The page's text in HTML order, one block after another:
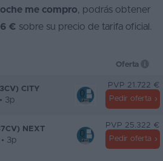
me compro, podrás obtener
€ sobre su precio de tarifa oficial.
Oferta
CITY
3p
PVP 21.722 €
Pedir oferta
NEXT
3p
PVP 25.322 €
Pedir oferta